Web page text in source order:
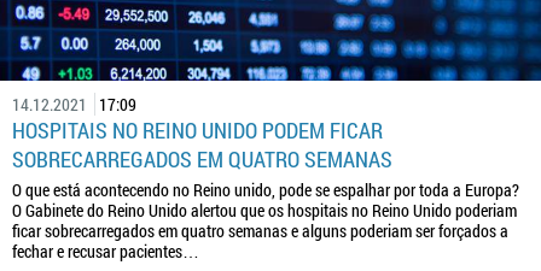
14.12.2021 17:09
HOSPITAIS NO REINO UNIDO PODEM FICAR
SOBRECARREGADOS EM QUATRO SEMANAS
O que está acontecendo no Reino unido, pode se espalhar por toda a Europa?
O Gabinete do Reino Unido alertou que os hospitais no Reino Unido poderiam
ficar sobrecarregados em quatro semanas e alguns poderiam ser forçados a
fechar e recusar pacientes…